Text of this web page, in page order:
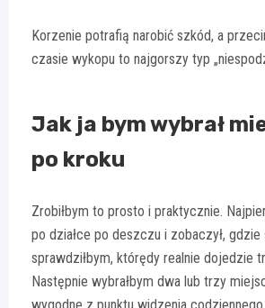
Korzenie potrafią narobić szkód, a
czasie wykopu to najgorszy typ
Jak ja bym wybrał
po kroku
Zrobiłbym to prosto i praktycznie.
po działce po deszczu i zobaczył,
sprawdziłbym, którędy realnie dojedzie
Następnie wybrałbym dwa lub trzy